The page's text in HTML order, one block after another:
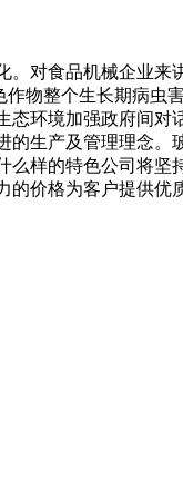
对食品机械企业来
物整个生长期病虫
环境加强政府间对
生产及管理理念。
么样的特色公司将坚
的价格为客户提供优